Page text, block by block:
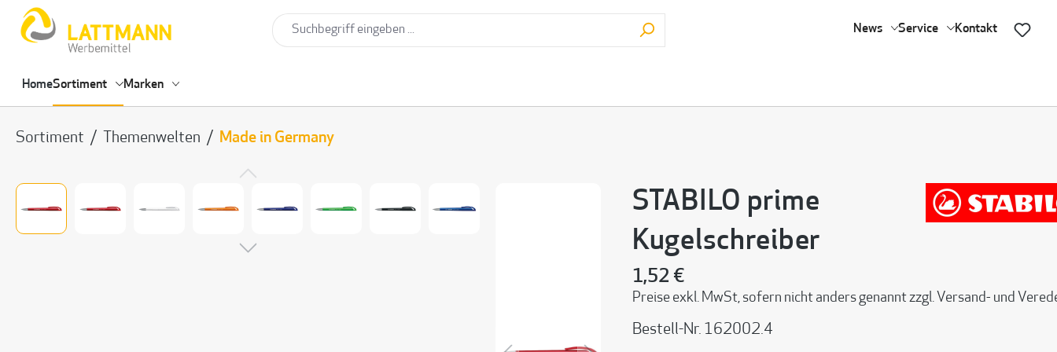
News
Service Kontakt
HomeSortiment Marken
Sortiment / Themenwelten / Made in Germany
STABILO prime
Kugelschreiber
1,52 €
Preise exkl. MwSt, sofern nicht anders genannt zzgl. Versand- und
Bestell-Nr. 162002.4